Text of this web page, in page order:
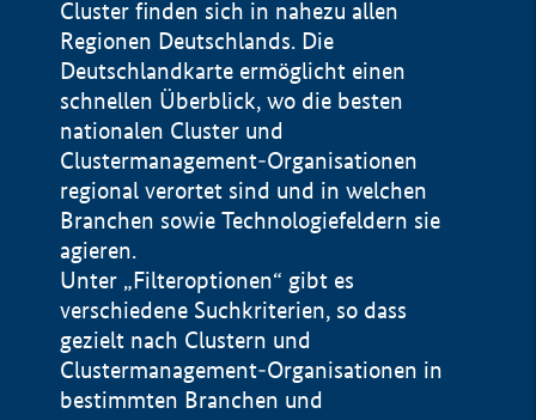
Cluster finden sich in nahezu allen
Regionen Deutschlands. Die
Deutschlandkarte ermöglicht einen
schnellen Überblick, wo die besten
nationalen Cluster und
Clustermanagement-Organisationen
regional verortet sind und in welchen
Branchen sowie Technologiefeldern sie
agieren.
Unter „Filteroptionen“ gibt es
verschiedene Suchkriterien, so dass
gezielt nach Clustern und
Clustermanagement-Organisationen in
bestimmten Branchen und
Impressum
Datenschutzerklärung
BMWE, 2026 ©
100 km © Geobasis-DE / BKG 2015